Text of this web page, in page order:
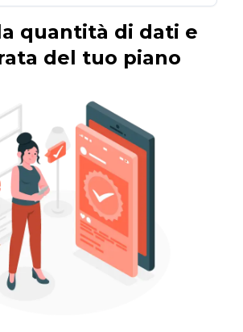
quantità di dati e
del tuo piano